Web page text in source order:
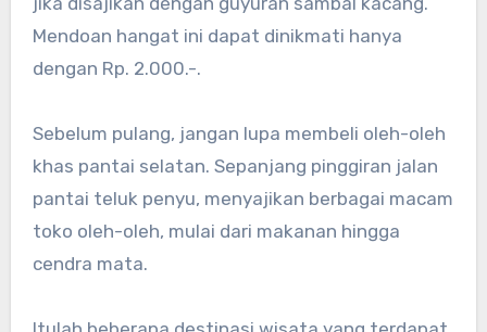
Mendoan hangat ini dapat dinikmati hanya
dengan Rp. 2.000.-.
Sebelum pulang, jangan lupa membeli oleh-oleh
khas pantai selatan. Sepanjang pinggiran jalan
pantai teluk penyu, menyajikan berbagai macam
toko oleh-oleh, mulai dari makanan hingga
cendra mata.